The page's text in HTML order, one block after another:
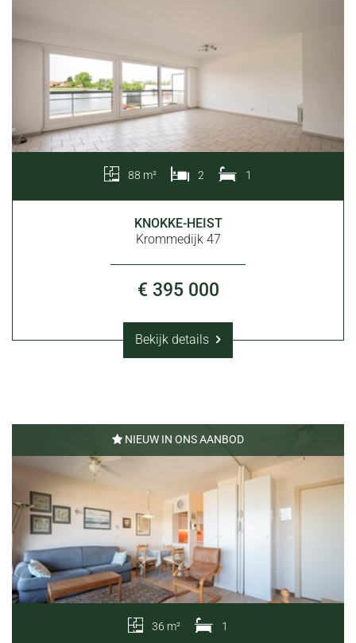
88 m² 2 1
KNOKKE-HEIST
Krommedijk 47
€ 395 000
Bekijk details
NIEUW IN ONS AANBOD
36 m² 1